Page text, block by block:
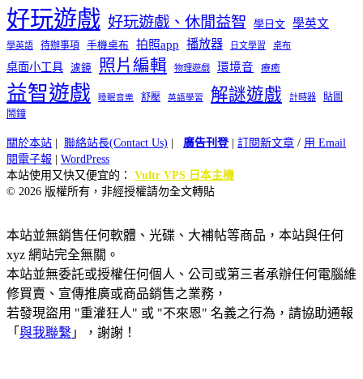
好玩遊戲 好玩遊戲、休閒益智 學日文 學英文
學英語 待辦事項 手機桌布 拍照app 播放器 日文學習 桌布
桌面小工具 濾鏡 照片編輯 物理遊戲 環境音 療癒
益智遊戲 睡眠音樂 舒壓 英語學習 解謎遊戲 計時器
貼圖
鬧鐘
關於本站 | 聯絡站長(Contact Us) | 廣告刊登| 訂閱新文章 / 用 Email
閱電子報 | WordPress
本站使用又快又便宜的： Vultr VPS 日本主機
© 2026 版權所有，非經授權請勿全文轉貼
本站並無銷售任何軟體、光碟、大補帖等商品，本站與任何
xyz 網站完全無關。
本站並無委託或授權任何個人、公司或第三者承辦任何電腦維
修買賣、宣傳推廣或商品銷售之業務，
若發現盜用 "重灌狂人" 或 "不來恩" 名義之行為，請協助通報
「 與我聯繫 」，謝謝！